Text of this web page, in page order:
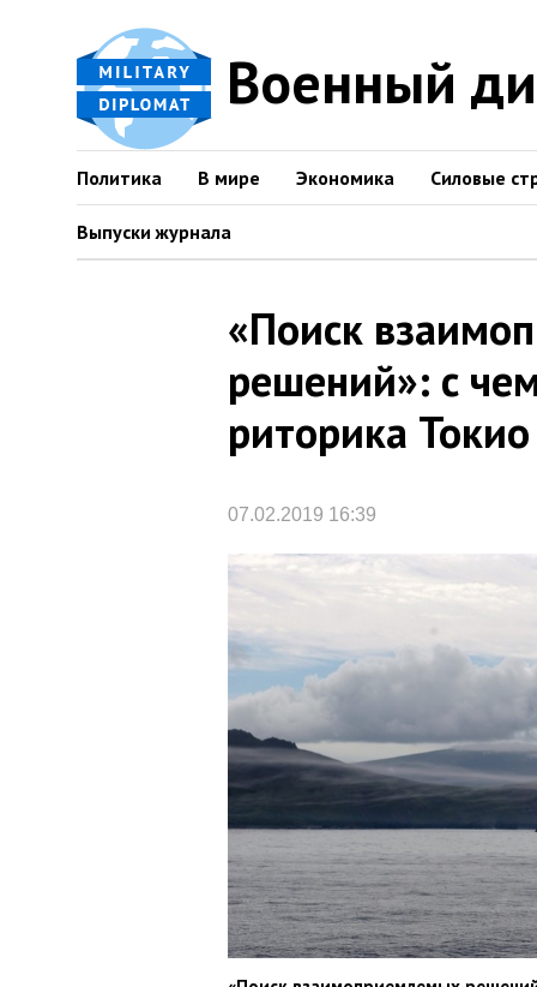
Военный
Политика В мире Экономика Силовые
Выпуски журнала
«Поиск
решений»: с
риторика
07.02.2019 16:39